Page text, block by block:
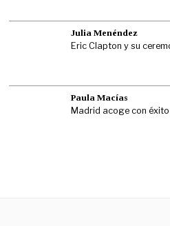
Julia Menéndez
Eric Clapton y su
Paula Macías
Madrid acoge con